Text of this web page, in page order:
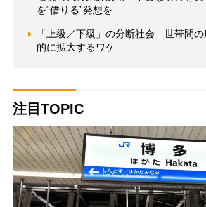
を“借りる”発想を
「上級／下級」の分断社会 世帯間
的に拡大するワケ
注目TOPIC